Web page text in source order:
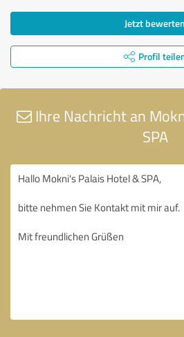
Jetzt bewerten
Profil
Ihre Nachricht an
SPA